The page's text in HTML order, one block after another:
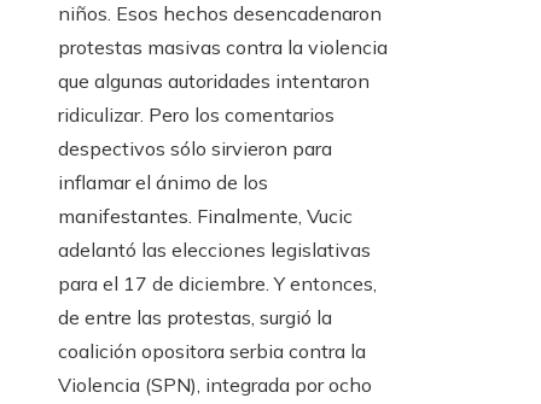
niños. Esos hechos desencadenaron
protestas masivas contra la violencia
que algunas autoridades intentaron
ridiculizar. Pero los comentarios
despectivos sólo sirvieron para
inflamar el ánimo de los
manifestantes. Finalmente, Vucic
adelantó las elecciones legislativas
para el 17 de diciembre. Y entonces,
de entre las protestas, surgió la
coalición opositora serbia contra la
Violencia (SPN), integrada por ocho